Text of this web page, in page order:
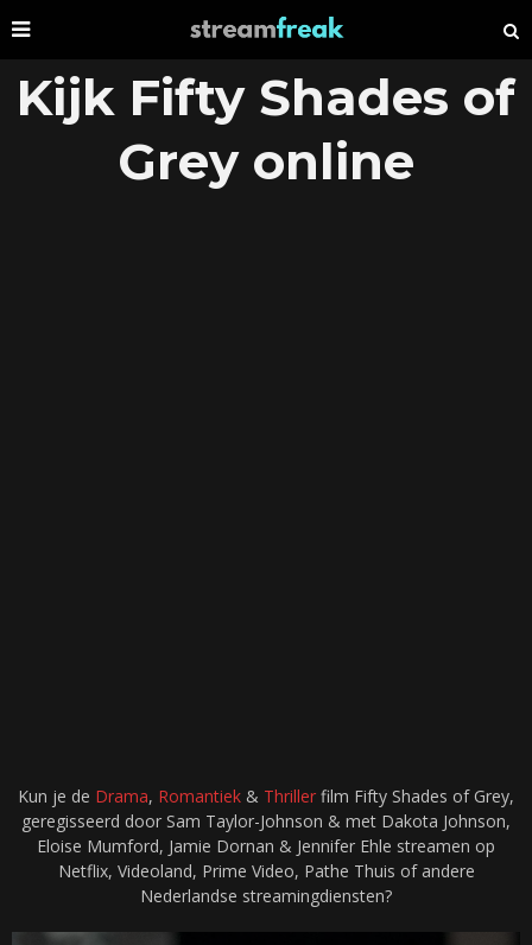
Kijk Fifty Shades of
Grey online
Kun je de Drama, Romantiek & Thriller film Fifty Shades of Grey,
geregisseerd door Sam Taylor-Johnson & met Dakota Johnson,
Eloise Mumford, Jamie Dornan & Jennifer Ehle streamen op
Netflix, Videoland, Prime Video, Pathe Thuis of andere
Nederlandse streamingdiensten?